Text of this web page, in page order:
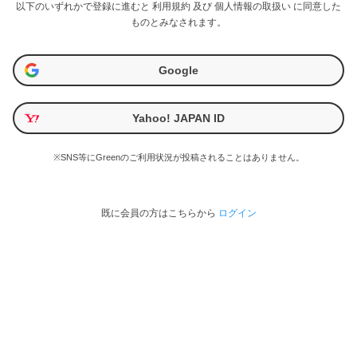
以下のいずれかで登録に進むと 利用規約 及び 個人情報の取扱い に同意した
ものとみなされます。
Google
Yahoo! JAPAN ID
※SNS等にGreenのご利用状況が投稿されることはありません。
既に会員の方はこちらから ログイン